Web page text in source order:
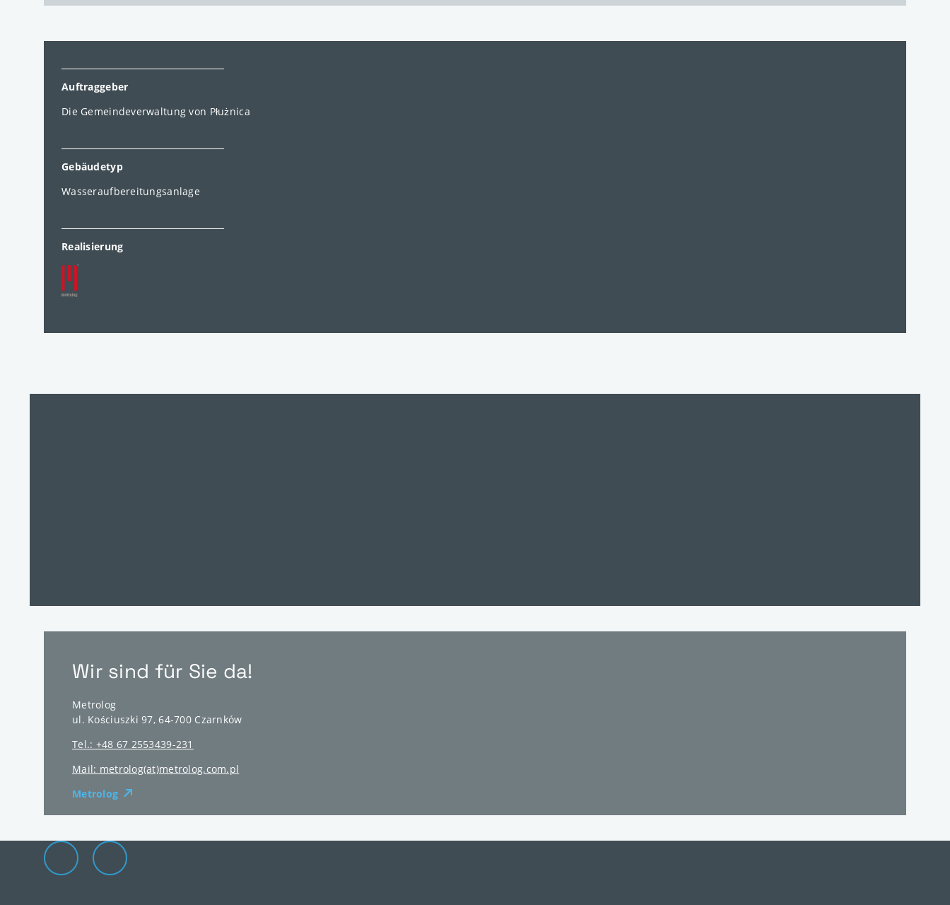
Auftraggeber
Die Gemeindeverwaltung von Płużnica
Gebäudetyp
Wasseraufbereitungsanlage
Realisierung
Wir sind für Sie da!
Metrolog
ul. Kościuszki 97,64-700 Czarnków
Tel.: +48 67 2553439-231
Mail: metrolog(at)metrolog.com.pl
Metrolog
Die Elevion Gruppe auf LinkedIn
Zur Elevion Gruppe Kontaktseite